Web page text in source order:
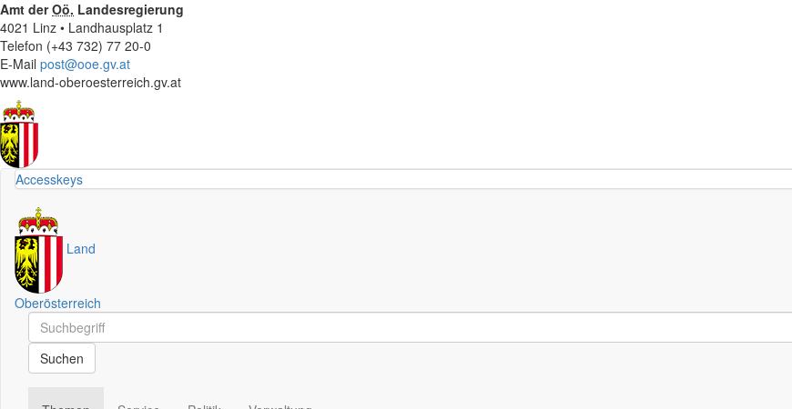
Amt derOö. Landesregierung
4021 Linz • Landhausplatz 1
Telefon (+43 732) 77 20-0
E-Mail post@ooe.gv.at
www.land-oberoesterreich.gv.at
Accesskeys
Land
Oberösterreich
Schnellsuche
Schnellsuche
Suchen